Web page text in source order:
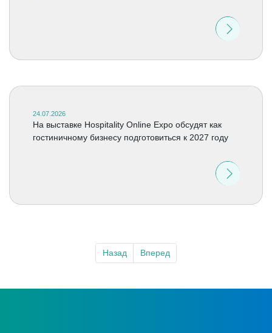
24.07.2026
На выставке Hospitality Online Expo обсудят как
гостиничному бизнесу подготовиться к 2027 году
Назад Вперед